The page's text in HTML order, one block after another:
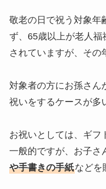
敬老の日で祝う対象年
ず、65歳以上が老人福
されていますが、その
対象者の方にお孫さん
祝いをするケースが多
お祝いとしては、ギフ
一般的ですが、お子さ
や手書きの手紙などを